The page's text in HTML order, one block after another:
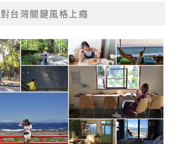
對台灣關鍵風格上癮